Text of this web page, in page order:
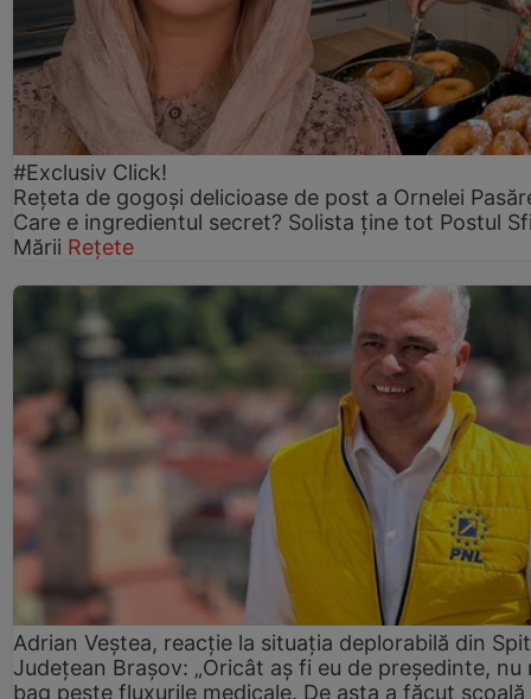
#Exclusiv Click!
Rețeta de gogoşi delicioase de post a Ornelei
Care e ingredientul secret? Solista ține tot Postul
Mării Rețete
Adrian Veștea, reacție la situația deplorabilă din
Județean Brașov: „Oricât aș fi eu de președinte, nu
bag peste fluxurile medicale. De asta a făcut școală